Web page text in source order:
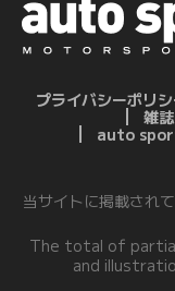
プライバシーポリ
雑
auto
当サイトに掲載され
The total of
and